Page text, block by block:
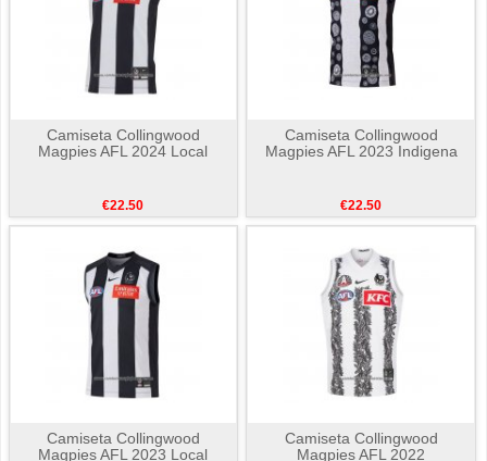
Camiseta Collingwood
Magpies AFL 2024 Local
€22.50
Camiseta Collingwood
Magpies AFL 2023 Indigena
€22.50
Camiseta Collingwood
Magpies AFL 2023 Local
Camiseta Collingwood
Magpies AFL 2022